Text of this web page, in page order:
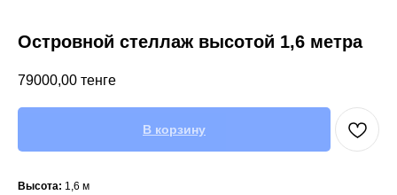
Островной стеллаж высотой 1,6 метра
79000,00 тенге
В корзину
Высота: 1,6 м